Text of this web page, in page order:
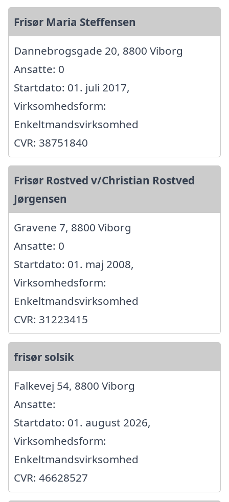
Frisør Maria Steffensen
Dannebrogsgade 20, 8800 Viborg
Ansatte: 0
Startdato: 01. juli 2017,
Virksomhedsform:
Enkeltmandsvirksomhed
CVR: 38751840
Frisør Rostved v/Christian Rostved
Jørgensen
Gravene 7, 8800 Viborg
Ansatte: 0
Startdato: 01. maj 2008,
Virksomhedsform:
Enkeltmandsvirksomhed
CVR: 31223415
frisør solsik
Falkevej 54, 8800 Viborg
Ansatte:
Startdato: 01. august 2026,
Virksomhedsform:
Enkeltmandsvirksomhed
CVR: 46628527